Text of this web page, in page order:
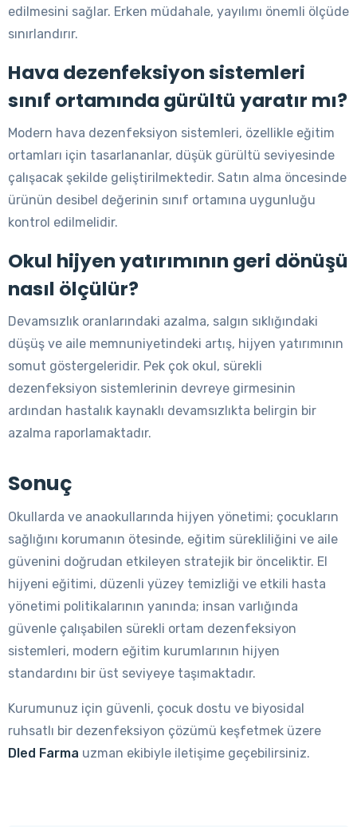
edilmesini sağlar. Erken müdahale, yayılımı önemli ölçüde
sınırlandırır.
Hava dezenfeksiyon sistemleri
sınıf ortamında gürültü yaratır mı?
Modern hava dezenfeksiyon sistemleri, özellikle eğitim
ortamları için tasarlananlar, düşük gürültü seviyesinde
çalışacak şekilde geliştirilmektedir. Satın alma öncesinde
ürünün desibel değerinin sınıf ortamına uygunluğu
kontrol edilmelidir.
Okul hijyen yatırımının geri dönüşü
nasıl ölçülür?
Devamsızlık oranlarındaki azalma, salgın sıklığındaki
düşüş ve aile memnuniyetindeki artış, hijyen yatırımının
somut göstergeleridir. Pek çok okul, sürekli
dezenfeksiyon sistemlerinin devreye girmesinin
ardından hastalık kaynaklı devamsızlıkta belirgin bir
azalma raporlamaktadır.
Sonuç
Okullarda ve anaokullarında hijyen yönetimi; çocukların
sağlığını korumanın ötesinde, eğitim sürekliliğini ve aile
güvenini doğrudan etkileyen stratejik bir önceliktir. El
hijyeni eğitimi, düzenli yüzey temizliği ve etkili hasta
yönetimi politikalarının yanında; insan varlığında
güvenle çalışabilen sürekli ortam dezenfeksiyon
sistemleri, modern eğitim kurumlarının hijyen
standardını bir üst seviyeye taşımaktadır.
Kurumunuz için güvenli, çocuk dostu ve biyosidal
ruhsatlı bir dezenfeksiyon çözümü keşfetmek üzere
Dled Farma uzman ekibiyle iletişime geçebilirsiniz.